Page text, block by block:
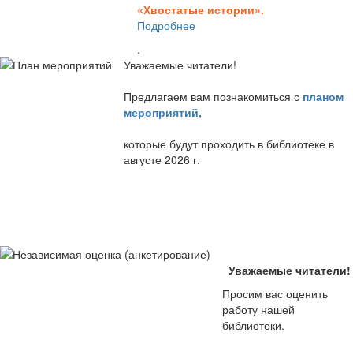
«Хвостатые истории».
Подробнее
.
Уважаемые читатели!
Предлагаем вам познакомиться с планом
мероприятий,
которые будут проходить в библиотеке в
августе 2026 г.
Уважаемые читатели!
Просим вас оценить
работу нашей
библиотеки.